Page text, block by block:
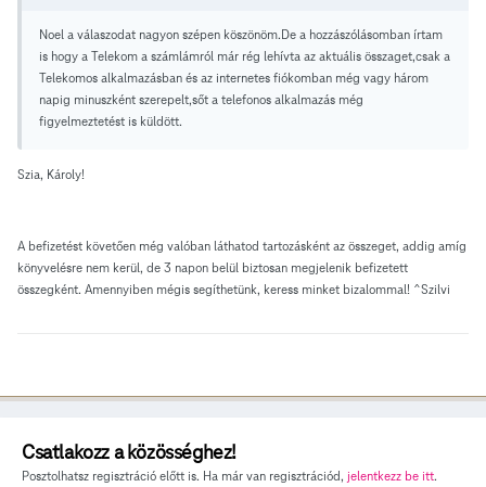
Noel a válaszodat nagyon szépen köszönöm.De a hozzászólásomban írtam
is hogy a Telekom a számlámról már rég lehívta az aktuális összaget,csak a
Telekomos alkalmazásban és az internetes fiókomban még vagy három
napig minuszként szerepelt,sőt a telefonos alkalmazás még
figyelmeztetést is küldött.
Szia, Károly!
A befizetést követően még valóban láthatod tartozásként az összeget, addig amíg
könyvelésre nem kerül, de 3 napon belül biztosan megjelenik befizetett
összegként. Amennyiben mégis segíthetünk, keress minket bizalommal! ^Szilvi
Csatlakozz a közösséghez!
Posztolhatsz regisztráció előtt is. Ha már van regisztrációd, jelentkezz be itt.